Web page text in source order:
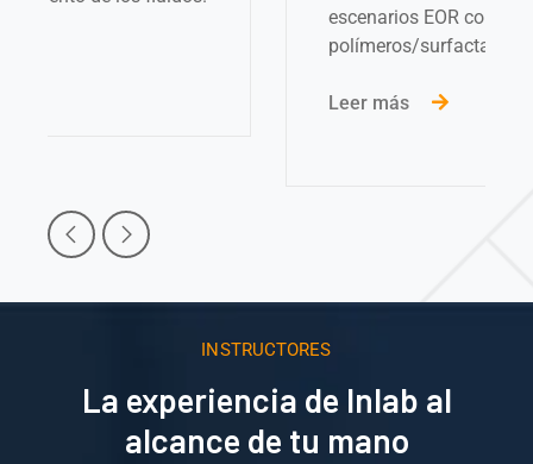
INSTRUCTORES
La experiencia de Inlab al
alcance de tu mano